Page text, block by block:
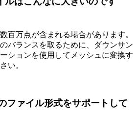
百万点が含まれる場合があります。
バランスを取るために、ダウンサン
ションを使用してメッシュに変換す
い。
ファイル形式をサポートして